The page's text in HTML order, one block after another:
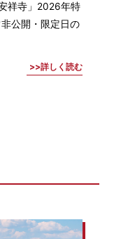
祥寺」2026年特
公開・限定日の
詳しく読む